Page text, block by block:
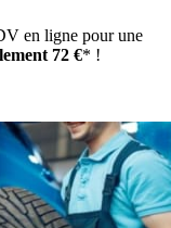
en ligne pour une
72 €* !